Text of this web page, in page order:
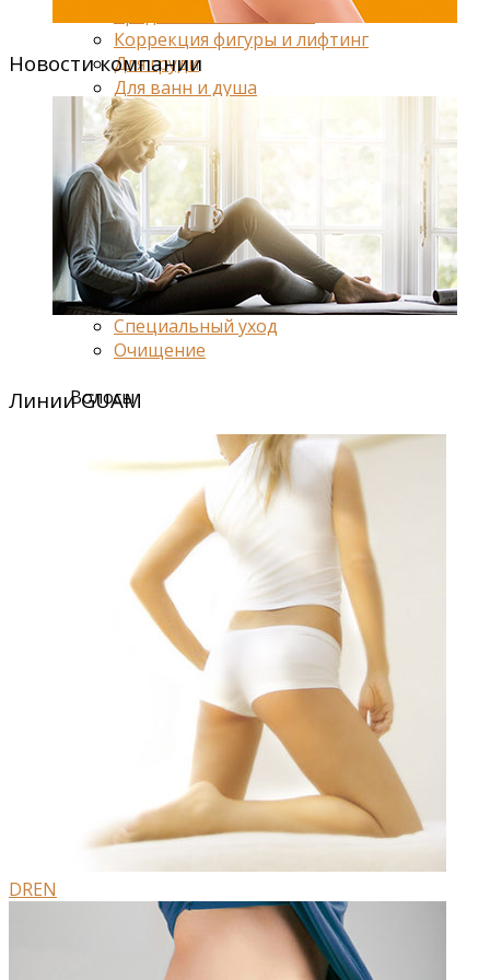
Средства от отечности
Коррекция фигуры и лифтинг
Для груди
Для ванн и душа
Специальный уход
Для живота и талии
Для спорта
Лицо
Глаза и губы
Ежедневный уход
Антивозрастной уход
Специальный уход
Очищение
Волосы
Шампуни
Специальные средства
Леггинсы
Беременным и кормящим
Ароматерапия
Акции и подарки
Новинки GUAM
Новости компании
Линии GUAM
DREN